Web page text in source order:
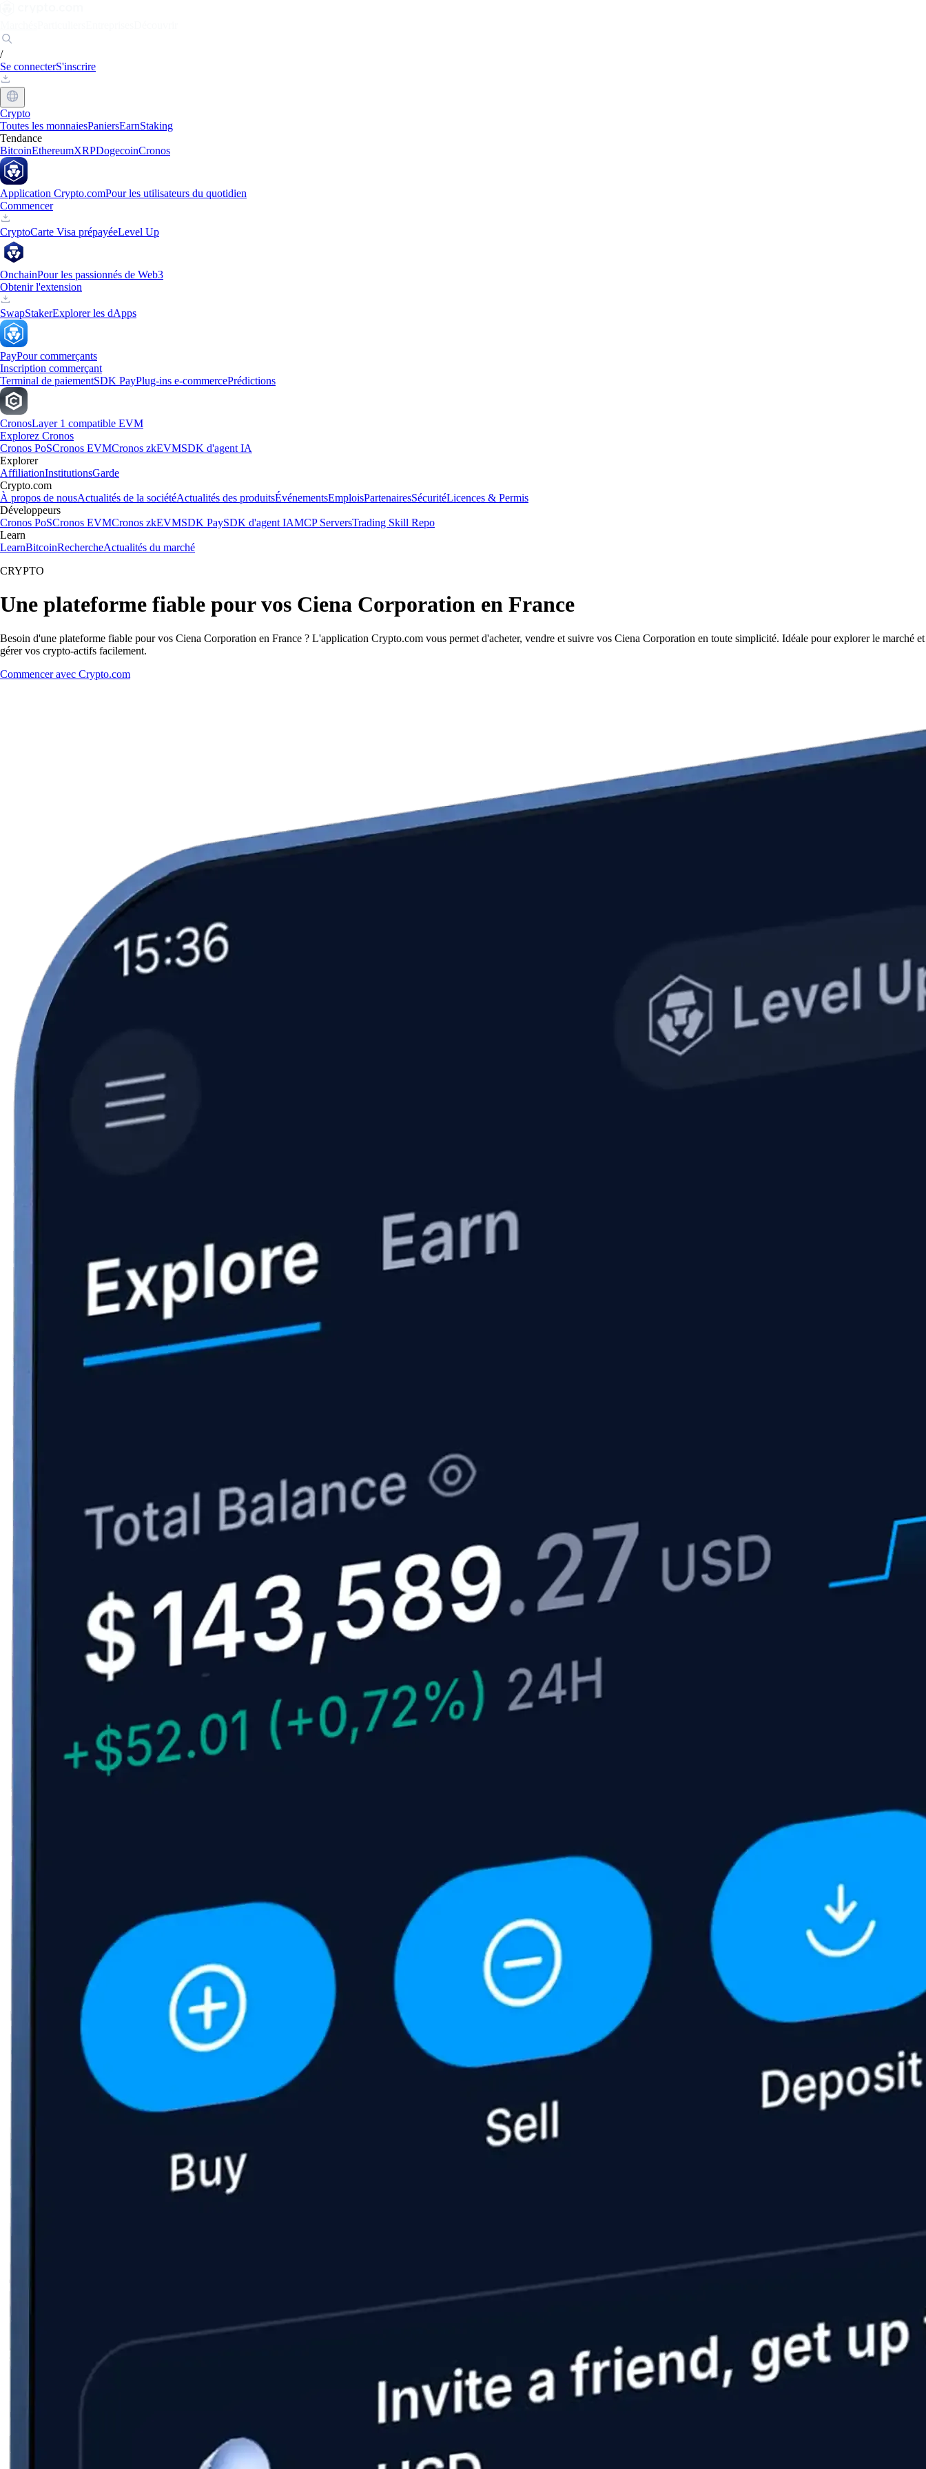
/
Se connecterS'inscrire
Crypto
Toutes les monnaiesPaniersEarnStaking
Tendance
BitcoinEthereumXRPDogecoinCronos
Application Crypto.comPour les utilisateurs du quotidien
Commencer
CryptoCarte Visa prépayéeLevel Up
OnchainPour les passionnés de Web3
Obtenir l'extension
SwapStakerExplorer les dApps
PayPour commerçants
Inscription commerçant
Terminal de paiementSDK PayPlug-ins e-commercePrédictions
CronosLayer 1 compatible EVM
Explorez Cronos
Cronos PoSCronos EVMCronos zkEVMSDK d'agent IA
Explorer
AffiliationInstitutionsGarde
Crypto.com
À propos de nousActualités de la sociétéActualités des produitsÉvénementsEmploisPartenairesSécuritéLicences & Permis
Développeurs
Cronos PoSCronos EVMCronos zkEVMSDK PaySDK d'agent IAMCP ServersTrading Skill Repo
Learn
LearnBitcoinRechercheActualités du marché
CRYPTO
Une plateforme fiable pour vos Ciena Corporation en France
Besoin d'une plateforme fiable pour vos Ciena Corporation en France ? L'application Crypto.com vous permet d'acheter, vendre et suivre vos Ciena Corporation en toute simplicité. Idéale pour explorer le marché et
gérer vos crypto-actifs facilement.
Commencer avec Crypto.com